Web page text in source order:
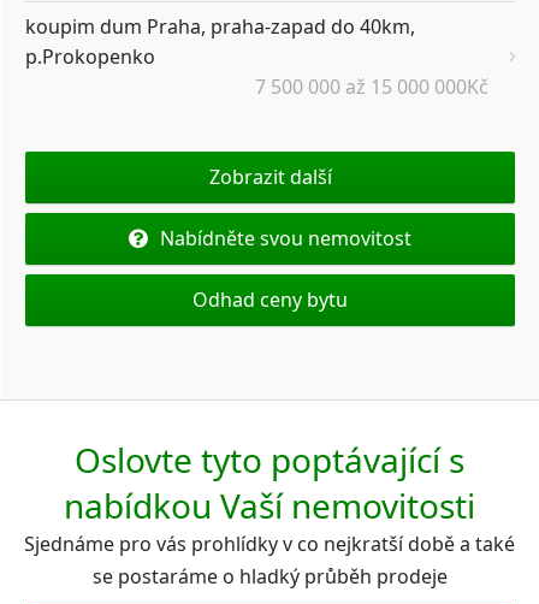
koupim dum Praha, praha-zapad do 40km,
p.Prokopenko
7 500 000 až 15 000 000Kč
Zobrazit další
Nabídněte svou nemovitost
Odhad ceny bytu
Oslovte tyto poptávající s
nabídkou Vaší nemovitosti
Sjednáme pro vás prohlídky v co nejkratší době a také
se postaráme o hladký průběh prodeje